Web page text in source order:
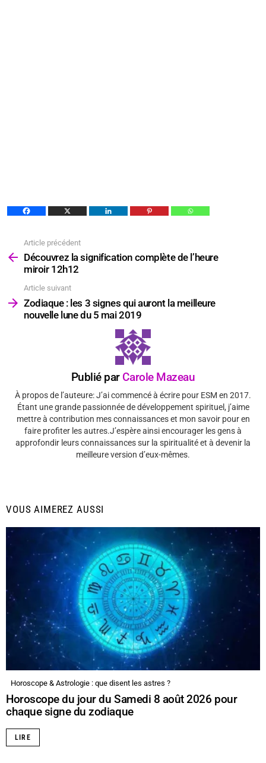
plus
Article précédent
Découvrez la signification complète de l’heure
miroir 12h12
Article suivant
Zodiaque : les 3 signes qui auront la meilleure
nouvelle lune du 5 mai 2019
Publié par Carole Mazeau
À propos de l’auteure: J’ai commencé à écrire pour ESM en 2017.
Étant une grande passionnée de développement spirituel, j’aime
mettre à contribution mes connaissances et mon savoir pour en
faire profiter les autres.J’espère ainsi encourager les gens à
approfondir leurs connaissances sur la spiritualité et à devenir la
meilleure version d’eux-mêmes.
VOUS AIMEREZ AUSSI
Horoscope & Astrologie : que disent les astres ?
Horoscope du jour du Samedi 8 août 2026 pour
chaque signe du zodiaque
LIRE